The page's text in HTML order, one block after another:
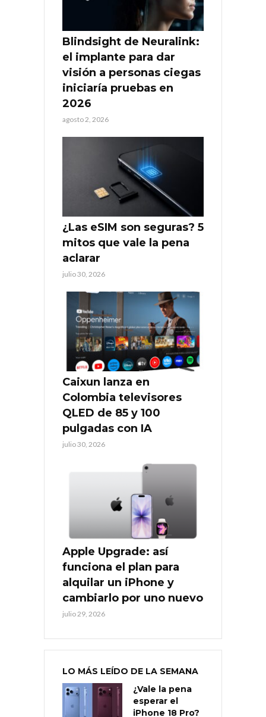
Blindsight de Neuralink:
el implante para dar
visión a personas ciegas
iniciaría pruebas en
2026
agosto 2, 2026
¿Las eSIM son seguras? 5
mitos que vale la pena
aclarar
julio 30, 2026
Caixun lanza en
Colombia televisores
QLED de 85 y 100
pulgadas con IA
julio 30, 2026
Apple Upgrade: así
funciona el plan para
alquilar un iPhone y
cambiarlo por uno nuevo
julio 29, 2026
LO MÁS LEÍDO DE LA SEMANA
¿Vale la pena
esperar el
iPhone 18 Pro?